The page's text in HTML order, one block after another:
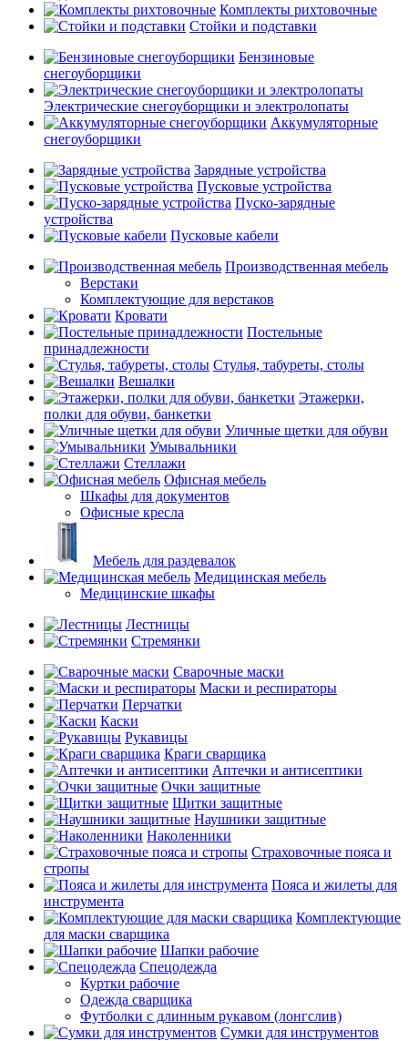
Комплекты рихтовочные
Стойки и подставки
Бензиновые
снегоуборщики
Электрические снегоуборщики и электролопаты
Аккумуляторные
снегоуборщики
Зарядные устройства
Пусковые устройства
Пуско-зарядные
устройства
Пусковые кабели
Производственная мебель
Верстаки
Комплектующие для верстаков
Кровати
Постельные
принадлежности
Стулья, табуреты, столы
Вешалки
Этажерки,
полки для обуви, банкетки
Уличные щетки для обуви
Умывальники
Стеллажи
Офисная мебель
Шкафы для документов
Офисные кресла
Мебель для раздевалок
Медицинская мебель
Медицинские шкафы
Лестницы
Стремянки
Сварочные маски
Маски и респираторы
Перчатки
Каски
Рукавицы
Краги сварщика
Аптечки и антисептики
Очки защитные
Щитки защитные
Наушники защитные
Наколенники
Страховочные пояса и
стропы
Пояса и жилеты для
инструмента
Комплектующие
для маски сварщика
Шапки рабочие
Спецодежда
Куртки рабочие
Одежда сварщика
Футболки с длинным рукавом (лонгслив)
Сумки для инструментов